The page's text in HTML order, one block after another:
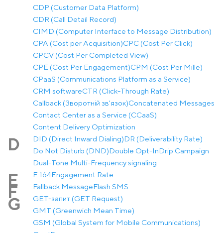
CDP (Customer Data Platform)
CDR (Call Detail Record)
CIMD (Computer Interface to Message Distribution)
CPA (Cost per Acquisition)CPC (Cost Per Click)
CPCV (Cost Per Completed View)
CPE (Cost Per Engagement)CPM (Cost Per Mille)
CPaaS (Communications Platform as a Service)
CRM softwareCTR (Click-Through Rate)
Callback (Зворотній зв'язок)Concatenated Messages
Contact Center as a Service (CCaaS)
Content Delivery Optimization
D DID (Direct Inward Dialing)DR (Deliverability Rate)
Do Not Disturb (DND)Double Opt-InDrip Campaign
Dual-Tone Multi-Frequency signaling
E E.164Engagement Rate
F Fallback MessageFlash SMS
G
GET-запит (GET Request)
GMT (Greenwich Mean Time)
GSM (Global System for Mobile Communications)